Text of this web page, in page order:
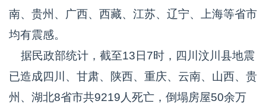
南、贵州、广西、西藏、江苏、辽宁、上海等省市
均有震感。
据民政部统计，截至13日7时，四川汶川县地震
已造成四川、甘肃、陕西、重庆、云南、山西、贵
州、湖北8省市共9219人死亡，倒塌房屋50余万